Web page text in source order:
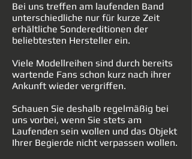
Bei uns treffen am laufenden Band
unterschiedliche nur für kurze Zeit
erhältliche Sondereditionen der
beliebtesten Hersteller ein.
Viele Modellreihen sind durch bereits
wartende Fans schon kurz nach ihrer
Ankunft wieder vergriffen.
Schauen Sie deshalb regelmäßig bei
uns vorbei, wenn Sie stets am
Laufenden sein wollen und das Objekt
Ihrer Begierde nicht verpassen wollen.